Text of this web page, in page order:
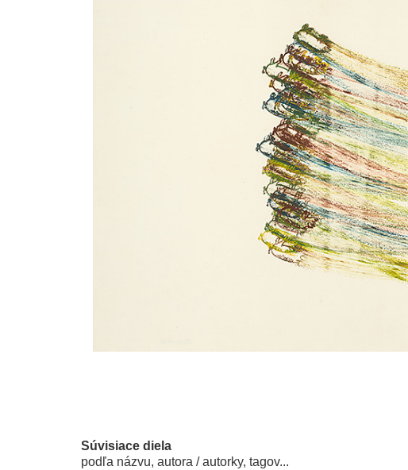
Súvisiace diela
podľa názvu, autora / autorky, tagov...